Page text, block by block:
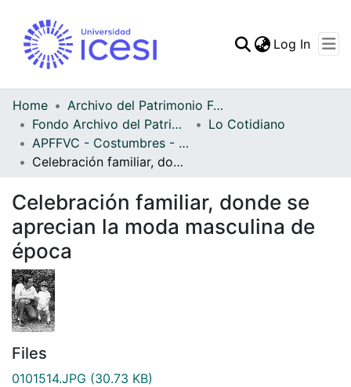
Statistics
Log In
Home
Archivo del Patrimonio Fotográfico y Fílmico del Valle del Cauca
Fondo Archivo del Patrimonio Fotográfico y Fílmico del Valle del Cauca
Lo Cotidiano
APFFVC - Costumbres - Patrimonial
Celebración familiar, donde se aprecian la moda masculina de época
Celebración familiar, donde se
aprecian la moda masculina de
época
Files
0101514.JPG (30.73 KB)